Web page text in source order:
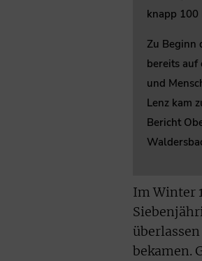
knapp 100
Zu Beginn
bereits auf
und
Lenz kam
Bericht
Im Winter
bekamen.